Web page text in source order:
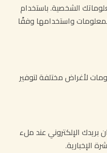
الشخصية. باستخدام
واستخدامها وفقًا
لأغراض مختلفة لتوفير
بريدك الإلكتروني عند ملء
الإخبارية.